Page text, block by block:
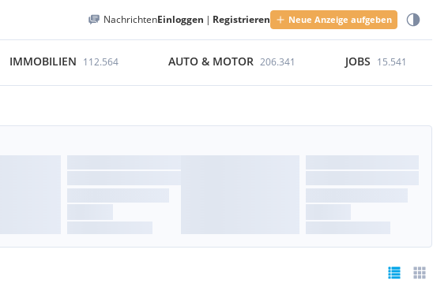
NachrichtenEinloggen | Registrieren Neue Anzeige aufgeben
IMMOBILIEN 112.564 AUTO & MOTOR 206.341 JOBS 15.541